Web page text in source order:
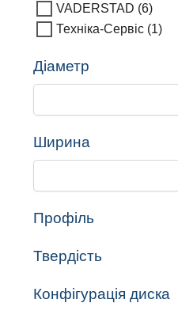
VADERSTAD (6)
Техніка-Сервіс(1)
Діаметр
Ширина
Профіль
Твердість
Конфігурація диска